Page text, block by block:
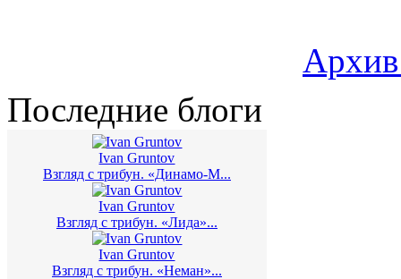
Последние блоги
Ivan Gruntov
Взгляд с трибун. «Динамо-М...
Ivan Gruntov
Взгляд с трибун. «Лида»...
Ivan Gruntov
Взгляд с трибун. «Неман»...